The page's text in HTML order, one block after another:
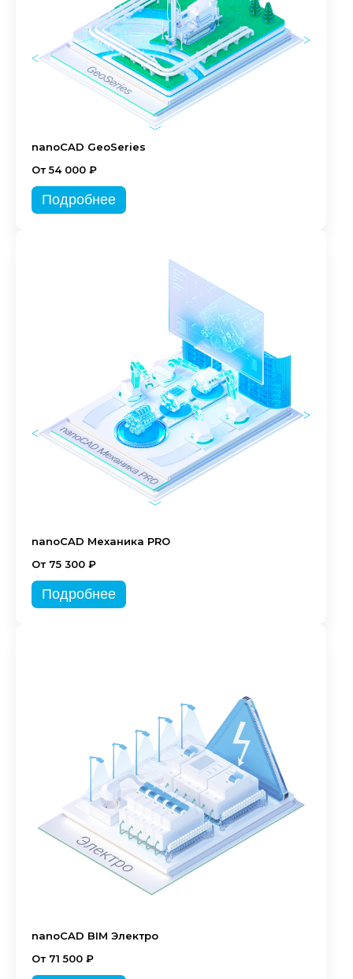
nanoCAD GeoSeries
От 54 000 ₽
Подробнее
nanoCAD Механика PRO
От 75 300 ₽
Подробнее
nanoCAD BIM Электро
От 71 500 ₽